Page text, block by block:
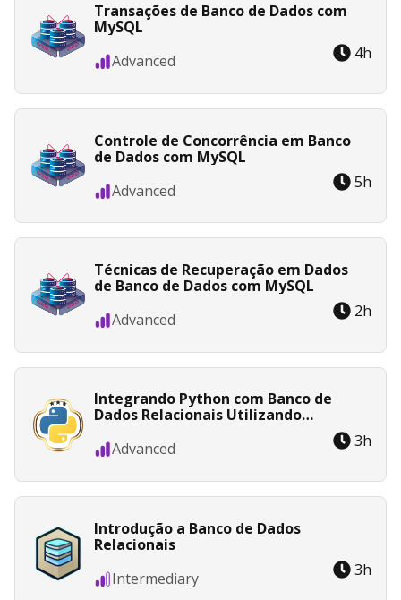
Transações de Banco de Dados com
MySQL
Advanced
4h
Controle de Concorrência em Banco
de Dados com MySQL
Advanced
5h
Técnicas de Recuperação em Dados
de Banco de Dados com MySQL
Advanced
2h
Integrando Python com Banco de
Dados Relacionais Utilizando
Advanced
3h
Introdução a Banco de Dados
Relacionais
Intermediary
3h